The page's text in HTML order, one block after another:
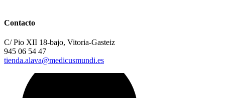
Contacto
C/ Pio XII 18-bajo, Vitoria-Gasteiz
945 06 54 47
tienda.alava@medicusmundi.es